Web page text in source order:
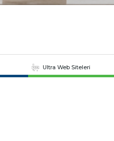
Ultra Web Siteleri